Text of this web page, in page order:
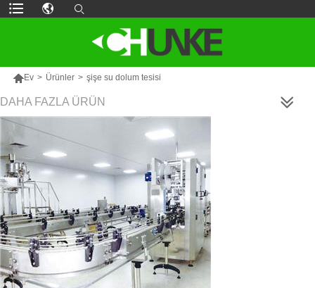
Ev > Ürünler > şişe su dolum tesisi
DAHA FAZLA ÜRÜN